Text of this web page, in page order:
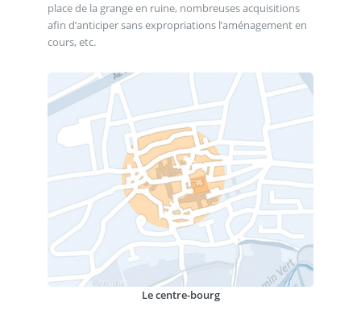
place de la grange en ruine, nombreuses acquisitions
afin d’anticiper sans expropriations l’aménagement en
cours, etc.
Le centre-bourg